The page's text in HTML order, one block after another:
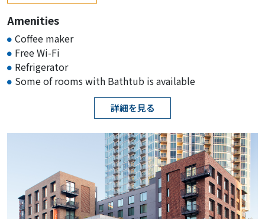
Amenities
Coffee maker
Free Wi-Fi
Refrigerator
Some of rooms with Bathtub is available
詳細を見る